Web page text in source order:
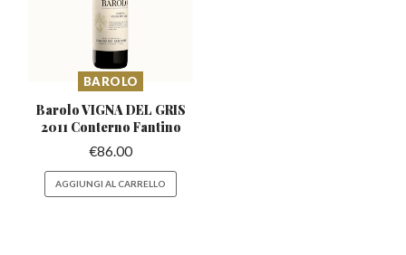
BAROLO
Barolo VIGNA DEL GRIS
2011 Conterno Fantino
€86.00
AGGIUNGI AL CARRELLO